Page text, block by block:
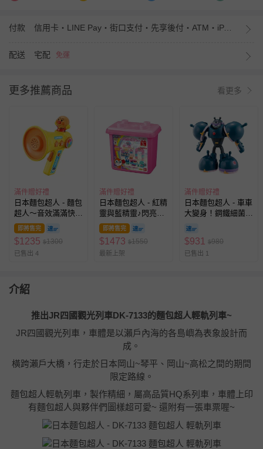
付款 信用卡・LINE Pay・街口支付・先享後付・ATM・iPASS MONEY
配送 宅配 免運
更多推薦商品 看更多
滿件贈好禮
日本麵包超人 - 麵包
超人～音效滿滿快樂
變聲器(3歲~)
即將售完
$1235 $1300
已售出 4
滿件贈好禮
日本麵包超人 - 紅精
靈與藍精靈♪閃亮亮
小商店積木桶(3歲以
上~)
即將售完
$1473 $1550
最新上架
滿件贈好禮
日本麵包超人 - 車車
大變身！鋼鐵細菌人
與滾滾獸(3歲~)
$931 $980
已售出 1
介紹
推出JR四國觀光列車DK-7133的麵包超人輕軌列車~
JR四國觀光列車，車體是以瀨戶內海的各島嶼為表象設計而
成。
橫跨瀨戶大橋，行走於日本岡山~琴平、岡山~高松之間的期間
限定路線。
麵包超人輕軌列車，製作精細，屬高品質HQ系列車，車體上印
有麵包超人與夥伴們圖樣超可愛~ 還附有一張車票喔~